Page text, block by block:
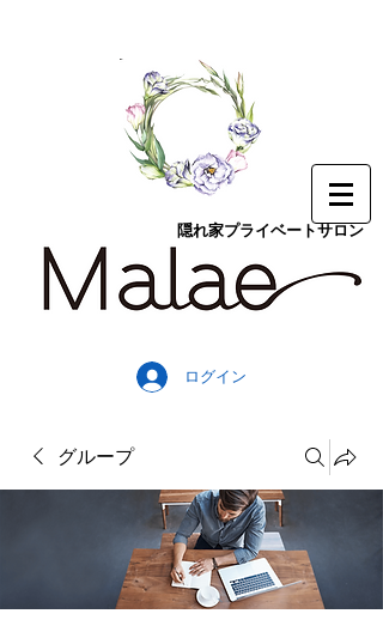
隠れ家プライベートサロン
ログイン
グループ